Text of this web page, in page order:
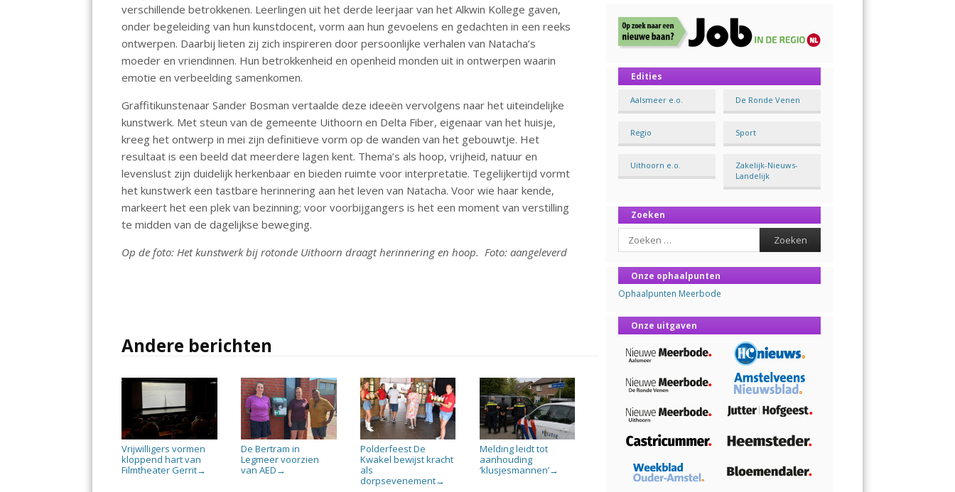
verschillende betrokkenen. Leerlingen uit het derde leerjaar van het Alkwin Kollege gaven,
onder begeleiding van hun kunstdocent, vorm aan hun gevoelens en gedachten in een reeks
ontwerpen. Daarbij lieten zij zich inspireren door persoonlijke verhalen van Natacha’s
moeder en vriendinnen. Hun betrokkenheid en openheid monden uit in ontwerpen waarin
emotie en verbeelding samenkomen.
Graffitikunstenaar Sander Bosman vertaalde deze ideeën vervolgens naar het uiteindelijke
kunstwerk. Met steun van de gemeente Uithoorn en Delta Fiber, eigenaar van het huisje,
kreeg het ontwerp in mei zijn definitieve vorm op de wanden van het gebouwtje. Het
resultaat is een beeld dat meerdere lagen kent. Thema’s als hoop, vrijheid, natuur en
levenslust zijn duidelijk herkenbaar en bieden ruimte voor interpretatie. Tegelijkertijd vormt
het kunstwerk een tastbare herinnering aan het leven van Natacha. Voor wie haar kende,
markeert het een plek van bezinning; voor voorbijgangers is het een moment van verstilling
te midden van de dagelijkse beweging.
Op de foto: Het kunstwerk bij rotonde Uithoorn draagt herinnering en hoop. Foto: aangeleverd
Andere berichten
Vrijwilligers vormen
kloppend hart van
Filmtheater Gerrit→
De Bertram in
Legmeer voorzien
van AED →
Polderfeest De
Kwakel bewijst kracht
als
dorpsevenement→
Melding leidt tot
aanhouding
‘klusjesmannen’→
Edities
Aalsmeer e.o. De Ronde Venen
Regio Sport
Uithoorn e.o.
Zakelijk-Nieuws-
Landelijk
Zoeken
Search
Onze ophaalpunten
Ophaalpunten Meerbode
Onze uitgaven